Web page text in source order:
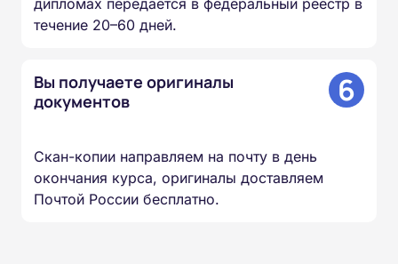
дипломах передаётся в федеральный реестр в
течение 20–60 дней.
Вы получаете оригиналы
документов
6
Скан-копии направляем на почту в день
окончания курса, оригиналы доставляем
Почтой России бесплатно.